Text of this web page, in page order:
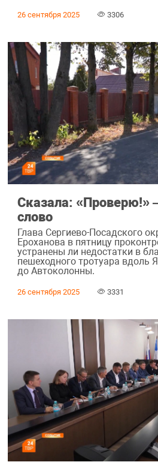
26 сентября 2025 3306
Сказала: «Проверю!»
слово
Глава Сергиево-Посадского
Ероханова в пятницу
устранены ли недостатки в
пешеходного тротуара вдоль
до Автоколонны.
26 сентября 2025 3331